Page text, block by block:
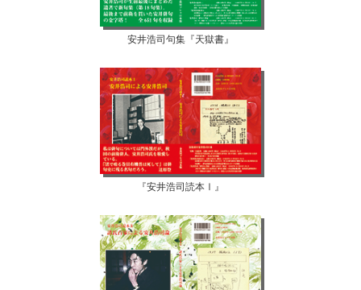
安井浩司句集『天獄書』
『安井浩司読本Ⅰ』